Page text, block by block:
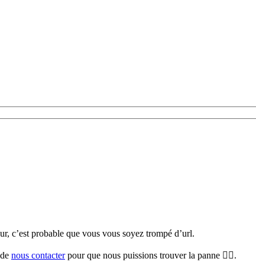
c’est probable que vous vous soyez trompé d’url.
nous contacterpour que nous puissions trouver la panne 🕵️‍♀️.